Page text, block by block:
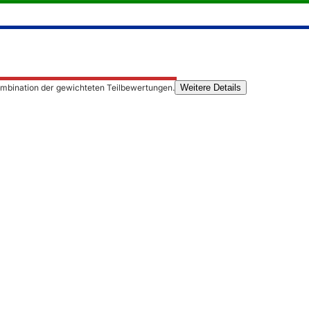
der gewichteten Teilbewertungen. Weitere Details